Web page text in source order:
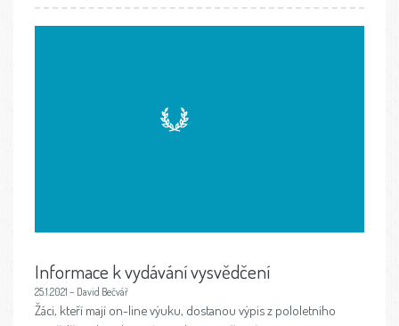
Informace k vydávání vysvědčení
25.1.2021 – David Bečvář
Žáci, kteří mají on-line výuku, dostanou výpis z pololetního